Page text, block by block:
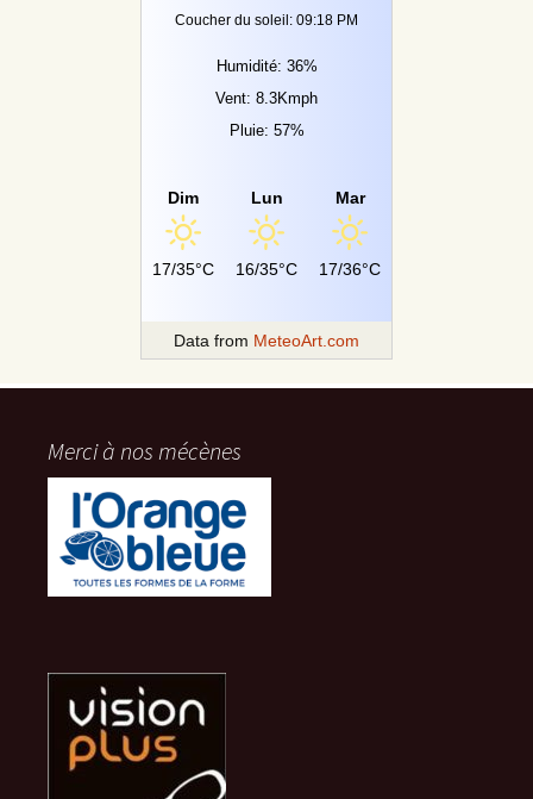
Coucher du soleil: 09:18 PM
Humidité: 36%
Vent: 8.3Kmph
Pluie: 57%
Dim
17/35°C
Lun
16/35°C
Mar
17/36°C
Data from MeteoArt.com
Merci à nos mécènes